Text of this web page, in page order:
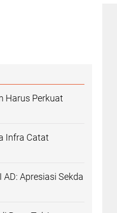
Harus Perkuat
Infra Catat
Apresiasi Sekda